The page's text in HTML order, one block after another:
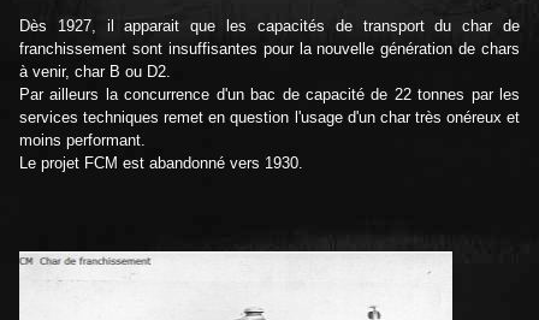
Dès 1927, il apparait que les capacités de transport du char de
franchissement sont insuffisantes pour la nouvelle génération de chars
à venir, char B ou D2.
Par ailleurs la concurrence d'un bac de capacité de 22 tonnes par les
services techniques remet en question l'usage d'un char très onéreux et
moins performant.
Le projet FCM est abandonné vers 1930.